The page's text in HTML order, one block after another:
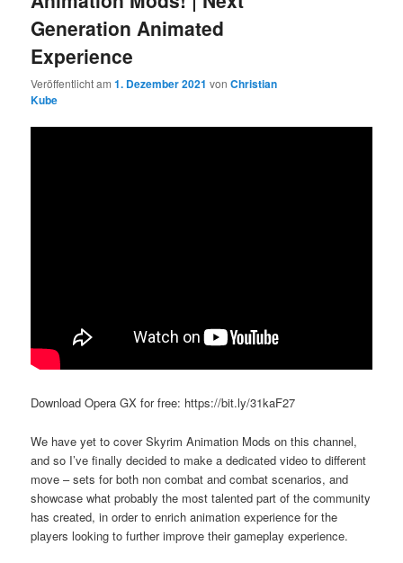
Generation Animated
Experience
Veröffentlicht am1. Dezember 2021 vonChristian
Kube
Download Opera GX for free: https://bit.ly/31kaF27
We have yet to cover Skyrim Animation Mods on this channel,
and so I’ve finally decided to make a dedicated video to different
move – sets for both non combat and combat scenarios, and
showcase what probably the most talented part of the community
has created, in order to enrich animation experience for the
players looking to further improve their gameplay experience.